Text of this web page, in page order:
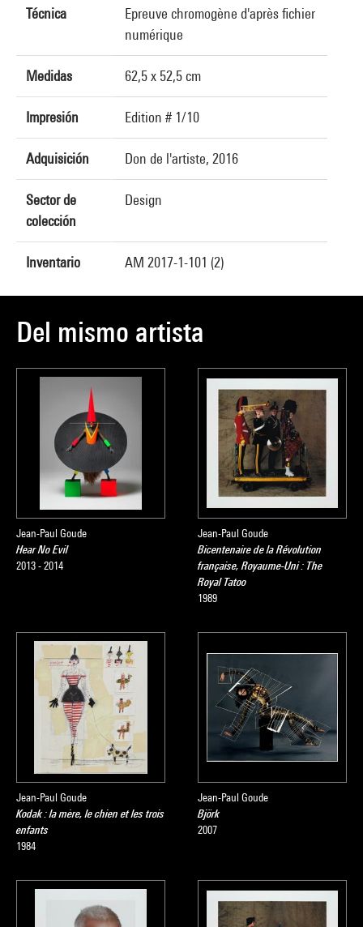
Técnica
Epreuve chromogène d'après fichier
numérique
Medidas 62,5 x 52,5 cm
Impresión Edition # 1/10
Adquisición Don de l'artiste, 2016
Sector de
colección
Design
Inventario AM 2017-1-101 (2)
Del mismo artista
Jean-Paul Goude
Hear No Evil
2013 - 2014
Jean-Paul Goude
Bicentenaire de la Révolution
française, Royaume-Uni : The
Royal Tatoo
1989
Jean-Paul Goude
Kodak : la mère, le chien et les trois
enfants
1984
Jean-Paul Goude
Björk
2007